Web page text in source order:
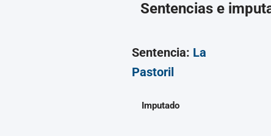
Sentencias e
Sentencia: La
Pastoril
Imputado